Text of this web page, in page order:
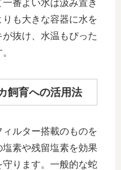
番よい水は汲み置き
も大きな容器に水を
抜け、水温もぴった
飼育への活用法
ルター搭載のものを
素や残留塩素を効果
ります。一般的な蛇